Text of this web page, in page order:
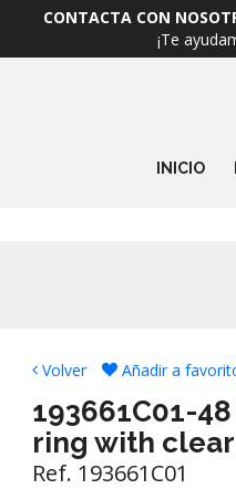
CONTACTA CON
¡Te
INICIO
Volver Añadir a
193661C01-
ring with
Ref. 193661C01